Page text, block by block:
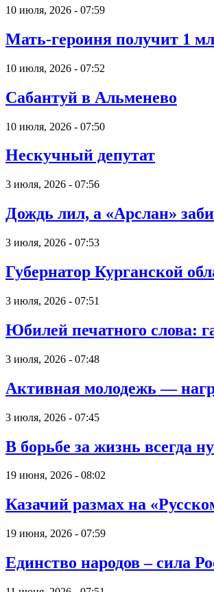
10 июля, 2026 - 07:59
Мать-героиня получит 1
10 июля, 2026 - 07:52
Сабантуй в Альменево
10 июля, 2026 - 07:50
Нескучный депутат
3 июля, 2026 - 07:56
Дождь лил, а «Арслан»
3 июля, 2026 - 07:53
Губернатор Курганской
3 июля, 2026 - 07:51
Юбилей печатного слова:
3 июля, 2026 - 07:48
Активная молодежь —
3 июля, 2026 - 07:45
В борьбе за жизнь всегда
19 июня, 2026 - 08:02
Казачий размах на
19 июня, 2026 - 07:59
Единство народов – сила